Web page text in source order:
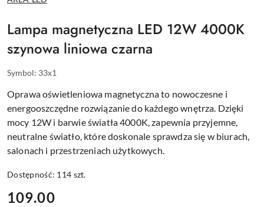
PRODUCENTA:
Lampa magnetyczna LED 12W 4000K
szynowa liniowa czarna
Symbol: 33x1
Oprawa oświetleniowa magnetyczna to nowoczesne i
energooszczędne rozwiązanie do każdego wnętrza. Dzięki
mocy 12W i barwie światła 4000K, zapewnia przyjemne,
neutralne światło, które doskonale sprawdza się w biurach,
salonach i przestrzeniach użytkowych.
Dostępność: 114 szt.
cena:
109.00